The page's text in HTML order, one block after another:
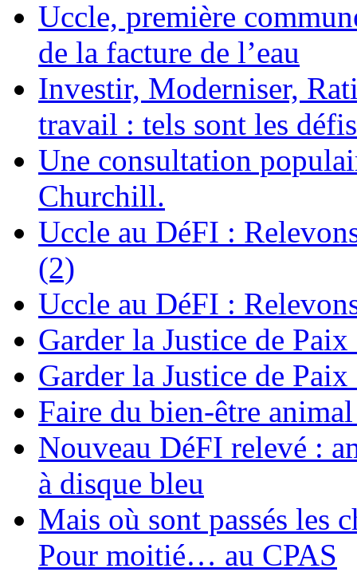
Uccle, première
de la facture de l’eau
Investir, Moderniser,
travail : tels sont les
Une consultation
Churchill.
Uccle au DéFI :
(2)
Uccle au DéFI :
Garder la Justice de
Garder la Justice de
Faire du bien-être
Nouveau DéFI relevé :
à disque bleu
Mais où sont passés les
Pour moitié… au CPAS